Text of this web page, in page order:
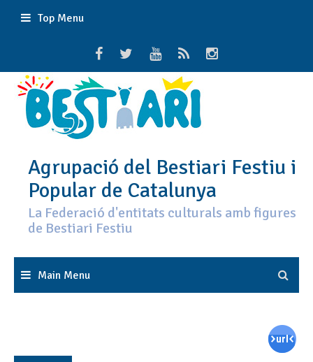
Top Menu
Agrupació del Bestiari Festiu i
Popular de Catalunya
La Federació d'entitats culturals amb figures
de Bestiari Festiu
Main Menu